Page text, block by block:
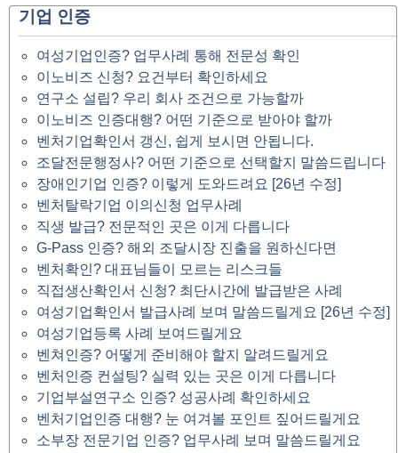
기업 인증
여성기업인증? 업무사례 통해 전문성 확인
이노비즈 신청? 요건부터 확인하세요
연구소 설립? 우리 회사 조건으로 가능할까
이노비즈 인증대행? 어떤 기준으로 받아야 할까
벤처기업확인서 갱신, 쉽게 보시면 안됩니다.
조달전문행정사? 어떤 기준으로 선택할지 말씀드립니다
장애인기업 인증? 이렇게 도와드려요 [26년 수정]
벤처탈락기업 이의신청 업무사례
직생 발급? 전문적인 곳은 이게 다릅니다
G-Pass 인증? 해외 조달시장 진출을 원하신다면
벤처확인? 대표님들이 모르는 리스크들
직접생산확인서 신청? 최단시간에 발급받은 사례
여성기업확인서 발급사례 보며 말씀드릴게요 [26년 수정]
여성기업등록 사례 보여드릴게요
벤쳐인증? 어떻게 준비해야 할지 알려드릴게요
벤처인증 컨설팅? 실력 있는 곳은 이게 다릅니다
기업부설연구소 인증? 성공사례 확인하세요
벤처기업인증 대행? 눈 여겨볼 포인트 짚어드릴게요
소부장 전문기업 인증? 업무사례 보며 말씀드릴게요